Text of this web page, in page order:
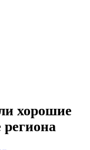
хорошие
региона